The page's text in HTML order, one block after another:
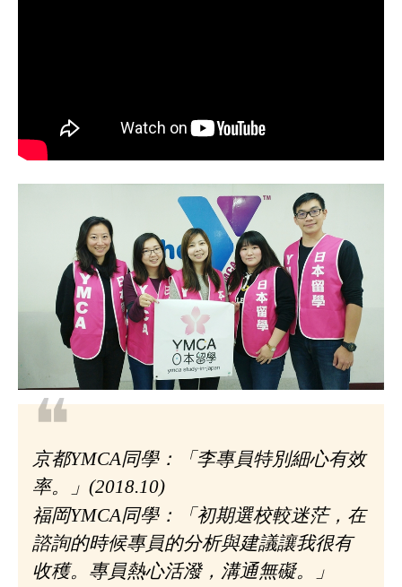
❝
京都YMCA同學：
「李專員特別細心有效
率。」(2018.10)
福岡YMCA同學：
「初期選校較迷茫，在
諮詢的時候專員的分析與建議讓我很有
收穫。專員熱心活潑，溝通無礙。」